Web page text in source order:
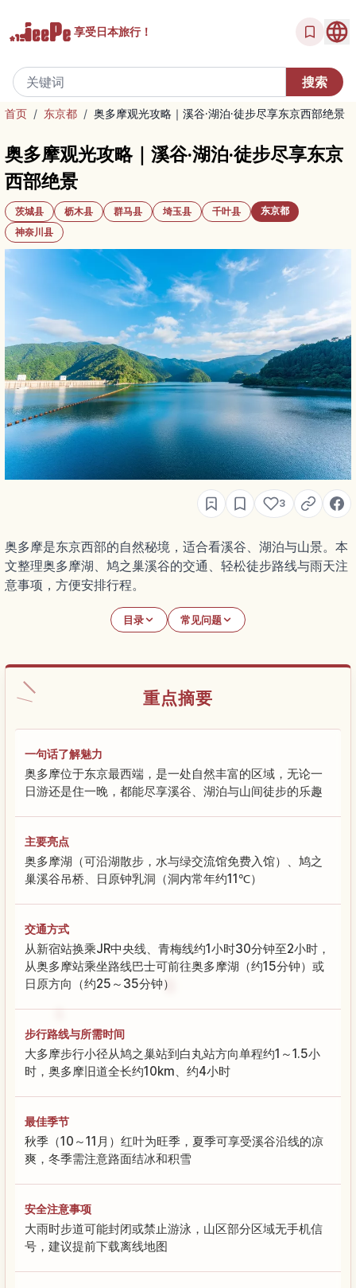
享受日本旅行！
首页 / 东京都 / 奥多摩观光攻略｜溪谷·湖泊·徒步尽享东京西部绝景
奥多摩观光攻略｜溪谷·湖泊·徒步尽享东京
西部绝景
茨城县 枥木县 群马县 埼玉县 千叶县
东京都
神奈川县
3
奥多摩是东京西部的自然秘境，适合看溪谷、湖泊与山景。本
文整理奥多摩湖、鸠之巢溪谷的交通、轻松徒步路线与雨天注
意事项，方便安排行程。
目录 常见问题
重点摘要
一句话了解魅力
奥多摩位于东京最西端，是一处自然丰富的区域，无论一
日游还是住一晚，都能尽享溪谷、湖泊与山间徒步的乐趣
主要亮点
奥多摩湖（可沿湖散步，水与绿交流馆免费入馆）、鸠之
巢溪谷吊桥、日原钟乳洞（洞内常年约11℃）
交通方式
从新宿站换乘JR中央线、青梅线约1小时30分钟至2小时，
从奥多摩站乘坐路线巴士可前往奥多摩湖（约15分钟）或
日原方向（约25～35分钟）
步行路线与所需时间
大多摩步行小径从鸠之巢站到白丸站方向单程约1～1.5小
时，奥多摩旧道全长约10km、约4小时
最佳季节
秋季（10～11月）红叶为旺季，夏季可享受溪谷沿线的凉
爽，冬季需注意路面结冰和积雪
安全注意事项
大雨时步道可能封闭或禁止游泳，山区部分区域无手机信
号，建议提前下载离线地图